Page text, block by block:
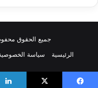
جميع الحقوق محفوظة
الرئيسية
سياسة